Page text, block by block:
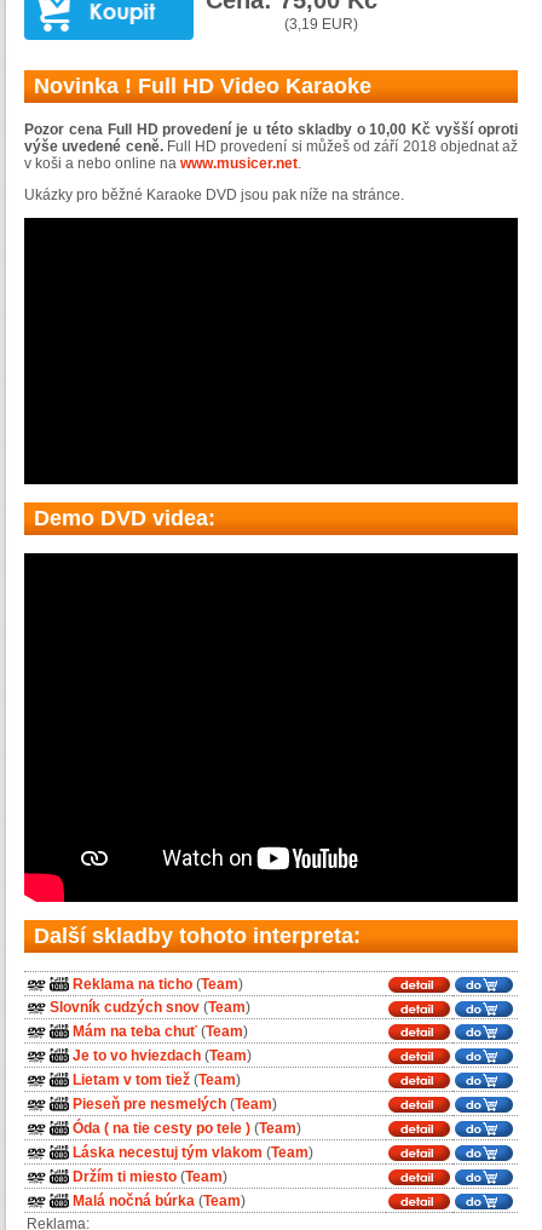
(3,19 EUR)
Novinka ! Full HD Video Karaoke
Pozor cena Full HD provedení je u této skladby o 10,00 Kč vyšší oproti
výše uvedené ceně.Full HD provedení si můžeš od září 2018 objednat až
v koši a nebo online na www.musicer.net.
Ukázky pro běžné Karaoke DVD jsou pak níže na stránce.
Demo DVD videa:
Další skladby tohoto interpreta:
Reklama na ticho (Team)
Slovník cudzých snov (Team)
Mám na teba chuť (Team)
Je to vo hviezdach (Team)
Lietam v tom tiež (Team)
Pieseň pre nesmelých (Team)
Óda ( na tie cesty po tele ) (Team)
Láska necestuj tým vlakom (Team)
Držím ti miesto (Team)
Malá nočná búrka (Team)
Reklama: